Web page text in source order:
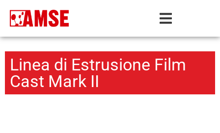
Linea di Estrusione Film
Cast Mark II